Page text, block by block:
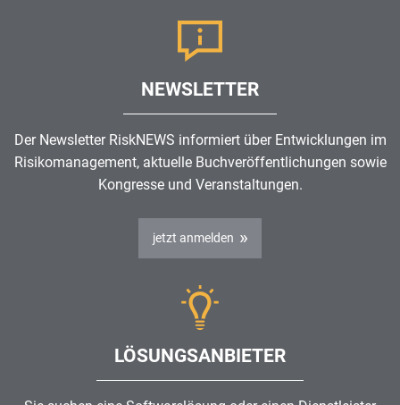
NEWSLETTER
Der Newsletter RiskNEWS informiert über Entwicklungen im
Risikomanagement, aktuelle Buchveröffentlichungen sowie
Kongresse und Veranstaltungen.
jetzt anmelden
LÖSUNGSANBIETER